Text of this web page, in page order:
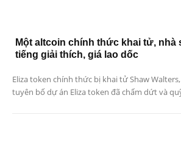
Một altcoin chính thức khai tử, nhà
tiếng giải thích, giá lao dốc
Eliza token chính thức bị khai tử Shaw Walters,
tuyên bố dự án Eliza token đã chấm dứt và